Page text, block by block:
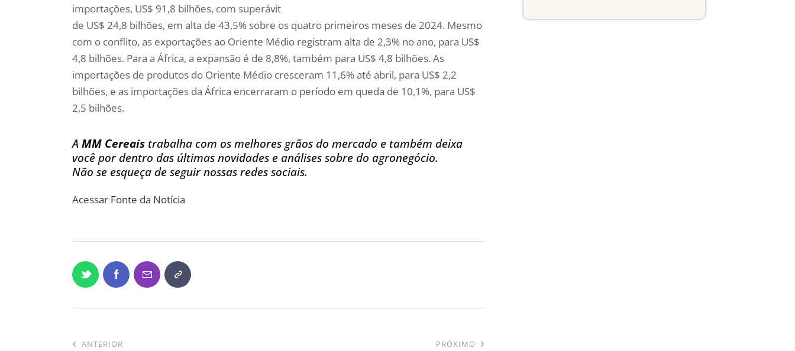
importações, US$ 91,8 bilhões, com superávit
de US$ 24,8 bilhões, em alta de 43,5% sobre os quatro primeiros meses de 2024. Mesmo
com o conflito, as exportações ao Oriente Médio registram alta de 2,3% no ano, para US$
4,8 bilhões. Para a África, a expansão é de 8,8%, também para US$ 4,8 bilhões. As
importações de produtos do Oriente Médio cresceram 11,6% até abril, para US$ 2,2
bilhões, e as importações da África encerraram o período em queda de 10,1%, para US$
2,5 bilhões.
A MM Cereais trabalha com os melhores grãos do mercado e também deixa
você por dentro das últimas novidades e análises sobre do agronegócio.
Não se esqueça de seguir nossas redes sociais.
Acessar Fonte da Notícia
ANTERIOR PRÓXIMO